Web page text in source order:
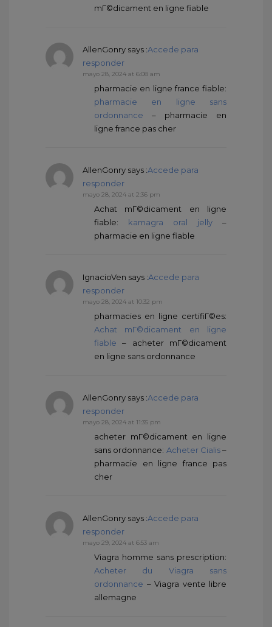
mГ©dicament en ligne fiable
AllenGonry says :Accede para
responder
mayo 28, 2024 at 6:08 am
pharmacie en ligne france fiable:
pharmacie en ligne sans
ordonnance – pharmacie en
ligne france pas cher
AllenGonry says :Accede para
responder
mayo 28, 2024 at 2:36 pm
Achat mГ©dicament en ligne
fiable: kamagra oral jelly –
pharmacie en ligne fiable
IgnacioVen says :Accede para
responder
mayo 28, 2024 at 10:32 pm
pharmacies en ligne certifiГ©es:
Achat mГ©dicament en ligne
fiable – acheter mГ©dicament
en ligne sans ordonnance
AllenGonry says :Accede para
responder
mayo 28, 2024 at 11:35 pm
acheter mГ©dicament en ligne
sans ordonnance: Acheter Cialis–
pharmacie en ligne france pas
cher
AllenGonry says :Accede para
responder
mayo 29, 2024 at 6:53 am
Viagra homme sans prescription:
Acheter du Viagra sans
ordonnance – Viagra vente libre
allemagne